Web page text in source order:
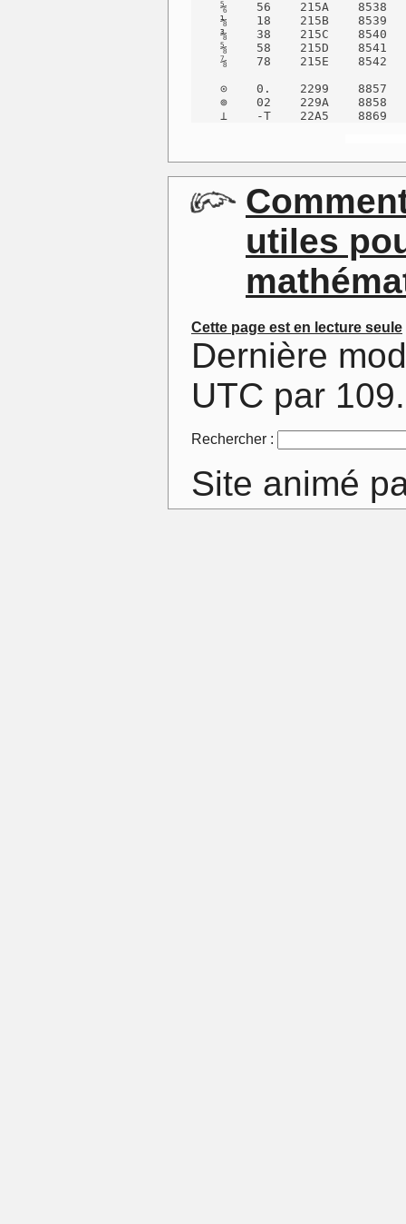
⅚    56    215A    8538
⅛    18    215B    8539
⅜    38    215C    8540
⅝    58    215D    8541
⅞    78    215E    8542
⊙    0.    2299    8857
⊚    02    229A    8858
⊥    -T    22A5    8869
utiles
Cette page est en lecture seule
Dernière
UTC par
Rechercher :
Site animé